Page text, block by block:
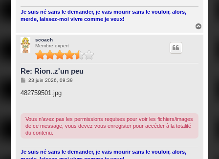
Je suis né sans le demander, je vais mourir sans le vouloir, alors,
merde, laissez-moi vivre comme je veux!
scoach
Membre expert
Re: Rion..z'un peu
M
s
23 juin 2026, 09:39
482759501.jpg
Vous n’avez pas les permissions requises pour voir les fichiers/images
de ce message, vous devez vous enregister pour accéder à la totalité
du contenu.
Je suis né sans le demander, je vais mourir sans le vouloir, alors,